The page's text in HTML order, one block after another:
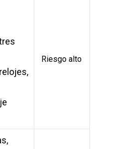
Riesgo alto